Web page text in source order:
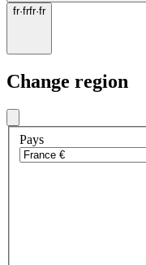
fr·frfr·fr
Change region
Pays